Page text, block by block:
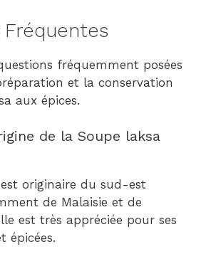
fréquemment posées
et la conservation
aux épices.
de la Soupe laksa
originaire du sud-est
de Malaisie et de
est très appréciée pour ses
épicées.